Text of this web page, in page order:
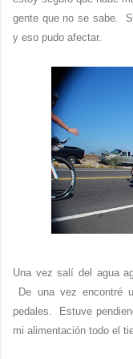
gente que no se sabe.
y eso pudo afectar.
Una vez salí del agua
De una vez encontré
pedales. Estuve
mi alimentación todo el